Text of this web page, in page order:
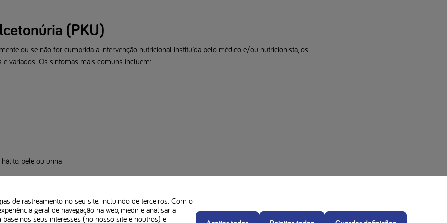
(PKU)
ou se não for cumprida a intervenção nutricional instituída pelo médico e/ou nutricionista, os
e variados. Os sintomas mais comuns incluem:
pele ou urina
e tratamento da PKU
de rastreamento no seu site, incluindo de terceiros. Com o
geral de navegação na web, medir e analisar a
nos seus interesses (no nosso site e noutros) e